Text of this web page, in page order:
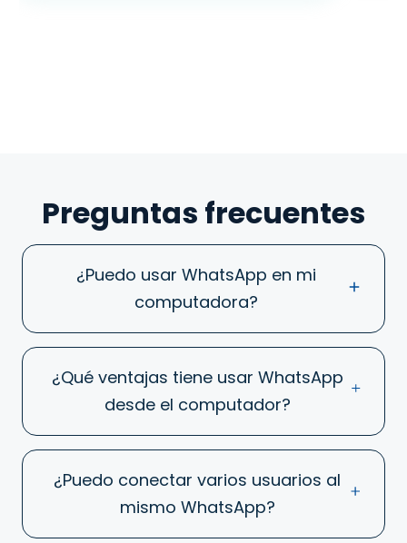
Preguntas frecuentes
¿Puedo usar WhatsApp en mi
computadora?
¿Qué ventajas tiene usar WhatsApp
desde el computador?
¿Puedo conectar varios usuarios al
mismo WhatsApp?